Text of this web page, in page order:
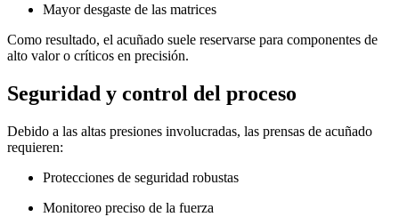
Mayor desgaste de las matrices
Como resultado, el acuñado suele reservarse para componentes de
alto valor o críticos en precisión.
Seguridad y control del proceso
Debido a las altas presiones involucradas, las prensas de acuñado
requieren:
Protecciones de seguridad robustas
Monitoreo preciso de la fuerza